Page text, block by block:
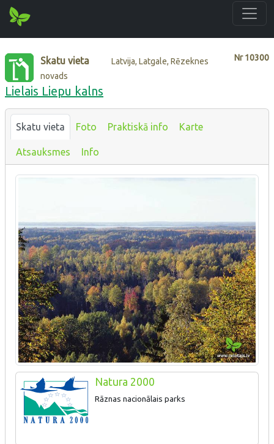
Nr10300
Skatu vieta
Latvija, Latgale, Rēzeknes
novads
Lielais Liepu kalns
Skatu vieta Foto Praktiskā info Karte
Atsauksmes Info
Natura 2000
Rāznas nacionālais parks